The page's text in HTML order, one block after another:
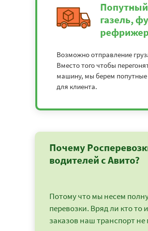
газель,
Возможно отправление
Вместо того чтобы
машину, мы берем попутные
для клиента.
Почему
водителей с Авито?
Потому что мы несем
перевозки. Вряд ли кто то
заказов наш транспорт